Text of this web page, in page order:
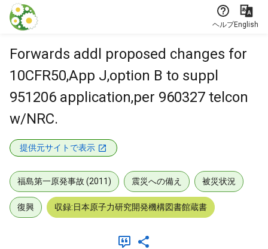
本文に飛ぶ
ヘルプEnglish
Forwards addl proposed changes for
10CFR50,App J,option B to suppl
951206 application,per 960327 telcon
w/NRC.
提供元サイトで表示
福島第一原発事故 (2011) 震災への備え 被災状況
復興 収録:日本原子力研究開発機構図書館蔵書